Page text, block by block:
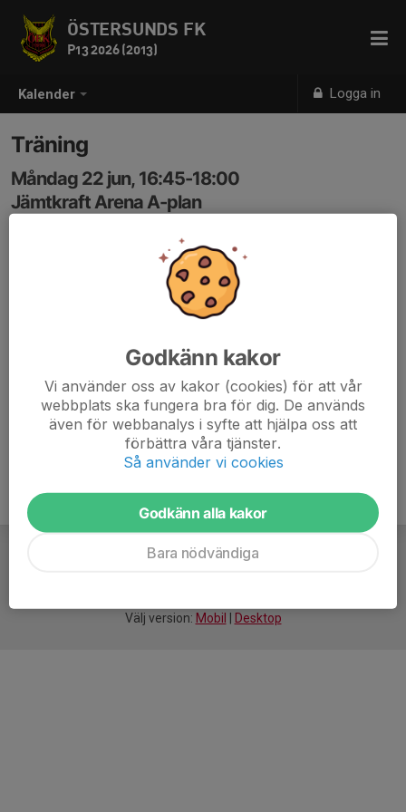
Kalender Logga in
ÖSTERSUNDS FK
P13 2026 (2013)
Träning
Måndag 22 jun, 16:45-18:00
Jämtkraft Arena A-plan
Välj version: Mobil Desktop
Godkänn kakor
Vi använder oss av kakor (cookies) för att vår
webbplats ska fungera bra för dig. De används
även för webbanalys i syfte att hjälpa oss att
förbättra våra tjänster.
Så använder vi cookies
Godkänn alla kakor
Bara nödvändiga